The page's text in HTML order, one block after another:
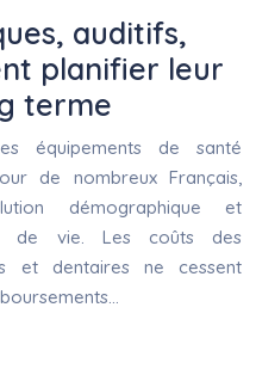
auditifs,
planifier leur
terme
équipements de santé
de nombreux Français,
démographique et
de vie. Les coûts des
et dentaires ne cessent